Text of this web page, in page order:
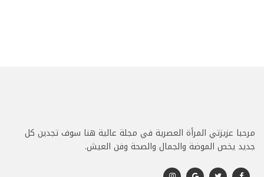
مرحبا عزيزتي المرأة العصرية في مجلة عالية هنا سوف تجدين كل
جديد يخص الموضة والجمال والصحة وفن العيش.